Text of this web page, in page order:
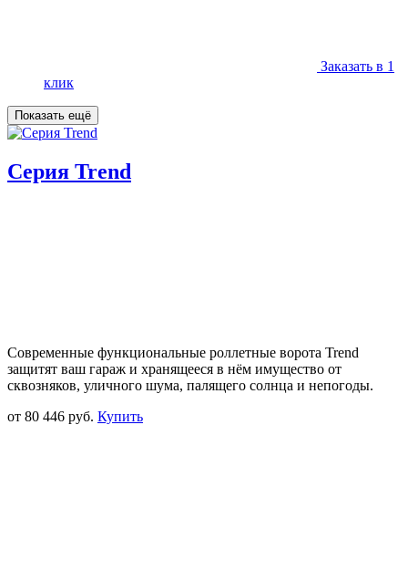
Заказать в 1
клик
Показать ещё
Серия Trend
Современные функциональные роллетные ворота Trend
защитят ваш гараж и хранящееся в нём имущество от
сквозняков, уличного шума, палящего солнца и непогоды.
от 80 446 руб. Купить